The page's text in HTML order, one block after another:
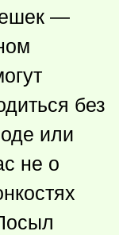
—
без
или
не о